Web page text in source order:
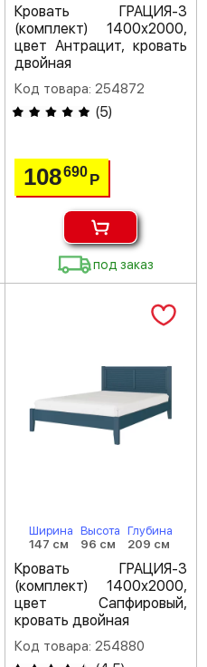
Кровать ГРАЦИЯ-3
(комплект) 1400х2000,
цвет Антрацит, кровать
двойная
Код товара: 254872
(5)
108690 Р
под заказ
Ширина
147 см
Высота
96 см
Глубина
209 см
Кровать ГРАЦИЯ-3
(комплект) 1400х2000,
цвет Сапфировый,
кровать двойная
Код товара: 254880